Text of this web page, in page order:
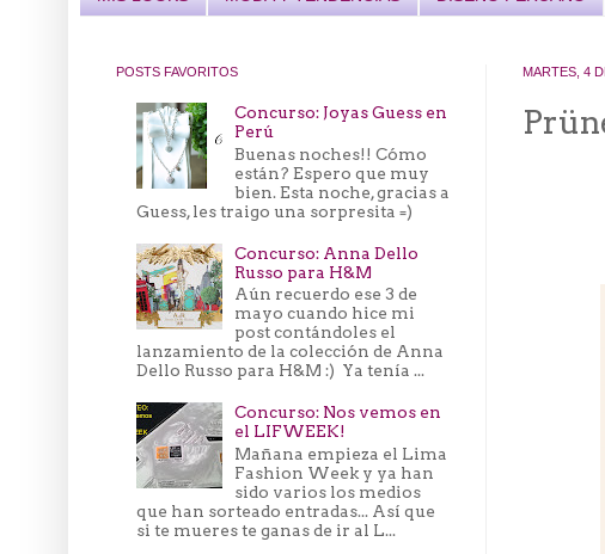
MARTES, 4
POSTS FAVORITOS
Concurso: Joyas Guess en
Perú
Buenas noches!! Cómo
están? Espero que muy
bien. Esta noche, gracias a
Guess, les traigo una sorpresita =)
Concurso: Anna Dello
Russo para H&M
Aún recuerdo ese 3 de
mayo cuando hice mi
post contándoles el
lanzamiento de la colección de Anna
Dello Russo para H&M :) Ya tenía ...
Concurso: Nos vemos en
el LIFWEEK!
Mañana empieza el Lima
Fashion Week y ya han
sido varios los medios
que han sorteado entradas... Así que
si te mueres te ganas de ir al L...